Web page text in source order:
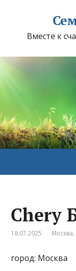
Вместе к
Сhery
18.07.2025 Москва,
город: Москва